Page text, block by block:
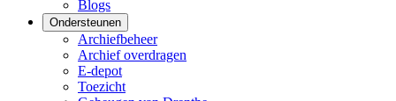
Blogs
Ondersteunen
Archiefbeheer
Archief overdragen
E-depot
Toezicht